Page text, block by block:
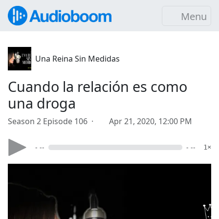
Menu
Una Reina Sin Medidas
Cuando la relación es como
una droga
Season 2 Episode 106 · Apr 21, 2020, 12:00 PM
- -- - -- 1×